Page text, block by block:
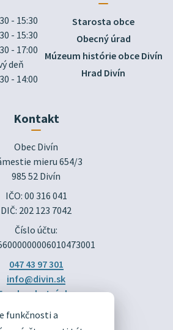
funkčnosti a
- 15:30
- 15:30
- 17:00
deň
- 14:00
Starosta obce
Obecný úrad
Múzeum histórie obce Divín
Hrad Divín
Kontakt
Obec Divín
mieru 654/3
985 52 Divín
IČO: 00 316 041
DIČ: 202 123 7042
Číslo účtu:
047 43 97 301
info@divin.sk
stránka